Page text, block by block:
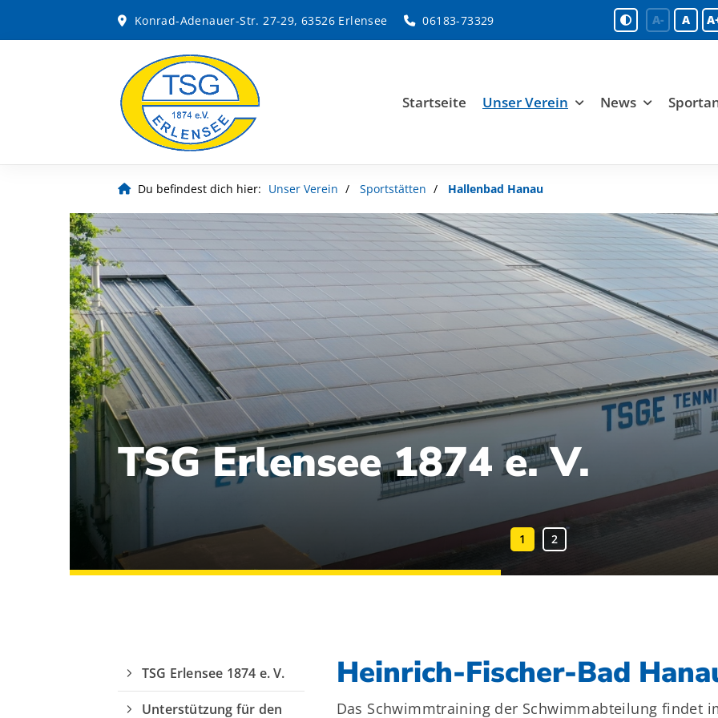
Konrad-Adenauer-Str. 27-29, 63526 Erlensee 06183-73329 A- A
Startseite Unser Verein News
Du befindest dich hier: Unser Verein Sportstätten Hallenbad Hanau
TSG Erlensee 1874 e. V.
Heinrich-Fischer-Bad
Das Schwimmtraining der Schwimmabteilung findet
TSG Erlensee 1874 e. V.
Unterstützung für den
Quicklinks
Sportsuche
Deutsches Sportabzeichen
Downloads
Termine
Fragen & Antworten